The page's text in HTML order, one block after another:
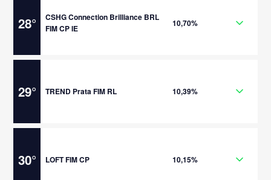
28°
CSHG Connection Brilliance BRL
FIM CP IE
10,70%
29° TREND Prata FIM RL 10,39%
30° LOFT FIM CP 10,15%